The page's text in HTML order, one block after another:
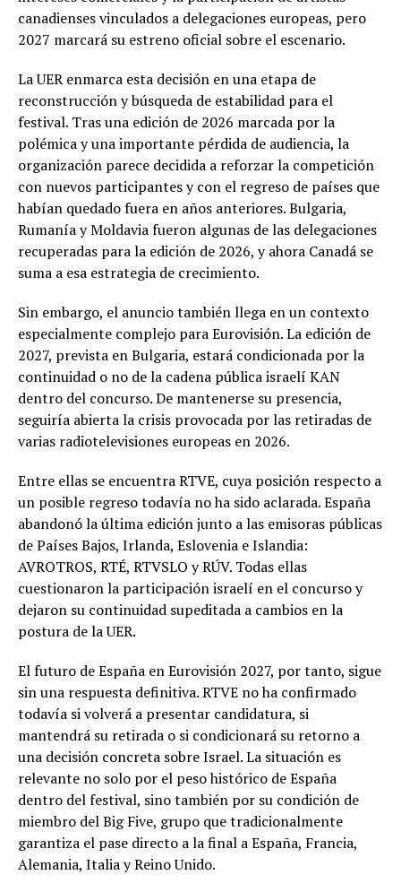
canadienses vinculados a delegaciones europeas, pero
2027 marcará su estreno oficial sobre el escenario.
La UER enmarca esta decisión en una etapa de
reconstrucción y búsqueda de estabilidad para el
festival. Tras una edición de 2026 marcada por la
polémica y una importante pérdida de audiencia, la
organización parece decidida a reforzar la competición
con nuevos participantes y con el regreso de países que
habían quedado fuera en años anteriores. Bulgaria,
Rumanía y Moldavia fueron algunas de las delegaciones
recuperadas para la edición de 2026, y ahora Canadá se
suma a esa estrategia de crecimiento.
Sin embargo, el anuncio también llega en un contexto
especialmente complejo para Eurovisión. La edición de
2027, prevista en Bulgaria, estará condicionada por la
continuidad o no de la cadena pública israelí KAN
dentro del concurso. De mantenerse su presencia,
seguiría abierta la crisis provocada por las retiradas de
varias radiotelevisiones europeas en 2026.
Entre ellas se encuentra RTVE, cuya posición respecto a
un posible regreso todavía no ha sido aclarada. España
abandonó la última edición junto a las emisoras públicas
de Países Bajos, Irlanda, Eslovenia e Islandia:
AVROTROS, RTÉ, RTVSLO y RÚV. Todas ellas
cuestionaron la participación israelí en el concurso y
dejaron su continuidad supeditada a cambios en la
postura de la UER.
El futuro de España en Eurovisión 2027, por tanto, sigue
sin una respuesta definitiva. RTVE no ha confirmado
todavía si volverá a presentar candidatura, si
mantendrá su retirada o si condicionará su retorno a
una decisión concreta sobre Israel. La situación es
relevante no solo por el peso histórico de España
dentro del festival, sino también por su condición de
miembro del Big Five, grupo que tradicionalmente
garantiza el pase directo a la final a España, Francia,
Alemania, Italia y Reino Unido.